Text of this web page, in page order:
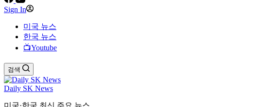
Sign In
미국 뉴스
한국 뉴스
📺Youtube
검색
Daily SK News
미국·한국 최신 주요 뉴스